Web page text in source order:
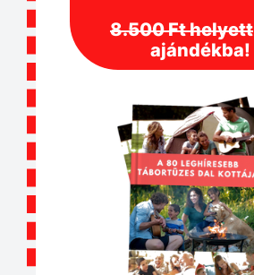
8.500 Ft helyett
ajándékba!